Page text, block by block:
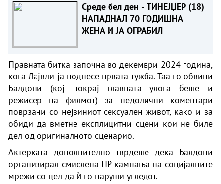
Среде бел ден - ТИНЕЈЏЕР (18)
НАПАДНАЛ 70 ГОДИШНА
ЖЕНА И ЈА ОГРАБИЛ
Правната битка започна во декември 2024 година,
кога Лајвли ја поднесе првата тужба. Таа го обвини
Балдони (кој покрај главната улога беше и
режисер на филмот) за недолични коментари
поврзани со нејзиниот сексуален живот, како и за
обиди да вметне експлицитни сцени кои не биле
дел од оригиналното сценарио.
Актерката дополнително тврдеше дека Балдони
организирал смислена ПР кампања на социјалните
мрежи со цел да ѝ го наруши угледот.